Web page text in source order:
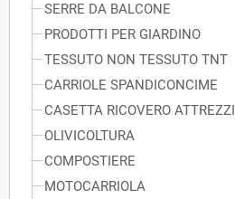
SERRE DA BALCONE
PRODOTTI PER GIARDINO
TESSUTO NON TESSUTO TNT
CARRIOLE SPANDICONCIME
CASETTA RICOVERO ATTREZZI
OLIVICOLTURA
COMPOSTIERE
MOTOCARRIOLA